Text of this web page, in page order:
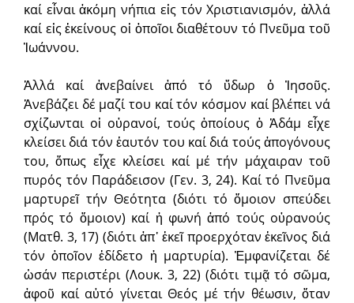
καί εἶναι ἀκόμη νήπια εἰς τόν Χριστιανισμόν, ἀλλά
καί εἰς ἐκείνους οἱ ὁποῖοι διαθέτουν τό Πνεῦμα τοῦ
Ἰωάννου.
Ἀλλά καί ἀνεβαίνει ἀπό τό ὕδωρ ὁ Ἰησοῦς.
Ἀνεβάζει δέ μαζί του καί τόν κόσμον καί βλέπει νά
σχίζωνται οἱ οὐρανοί, τούς ὁποίους ὁ Ἀδάμ εἶχε
κλείσει διά τόν ἑαυτόν του καί διά τούς ἀπογόνους
του, ὅπως εἶχε κλείσει καί μέ τήν μάχαιραν τοῦ
πυρός τόν Παράδεισον (Γεν. 3, 24). Καί τό Πνεῦμα
μαρτυρεῖ τήν Θεότητα (διότι τό ὅμοιον σπεύδει
πρός τό ὅμοιον) καί ἡ φωνή ἀπό τούς οὐρανούς
(Ματθ. 3, 17) (διότι ἀπ᾿ ἐκεῖ προερχόταν ἐκεῖνος διά
τόν ὁποῖον ἐδίδετο ἡ μαρτυρία). Ἐμφανίζεται δέ
ὡσάν περιστέρι (Λουκ. 3, 22) (διότι τιμᾷ τό σῶμα,
ἀφοῦ καί αὐτό γίνεται Θεός μέ τήν θέωσιν, ὅταν